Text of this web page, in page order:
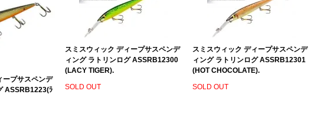
ープサスペンデ
ASSRB1223(ﾗ
スミスウィック ディープサスペンデ
ィング ラトリンログ ASSRB12300
(LACY TIGER).
SOLD OUT
スミスウィック ディープサスペンデ
ィング ラトリンログ ASSRB12301
(HOT CHOCOLATE).
SOLD OUT